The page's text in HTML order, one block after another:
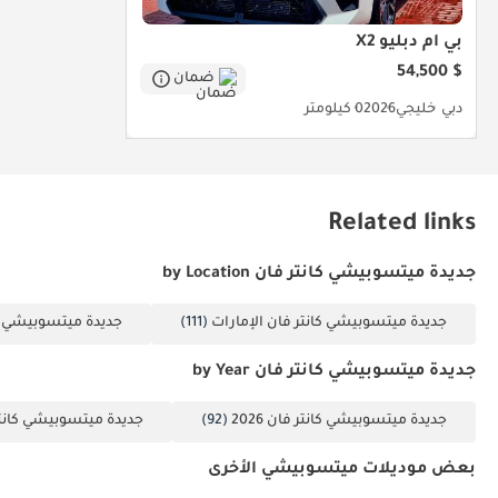
بي أم دبليو X2
$ 54,500
ضمان
دبي خليجي20260 كيلومتر
Related links
جديدة ميتسوبيشي كانتر فان by Location
جديدة ميتسوبيشي كانتر فان الإمارات (111) جديدة ميتسوبيشي
جديدة ميتسوبيشي كانتر فان by Year
جديدة ميتسوبيشي كانتر فان 2026 (92) جديدة ميتسوبيشي كانتر
بعض موديلات ميتسوبيشي الأخرى